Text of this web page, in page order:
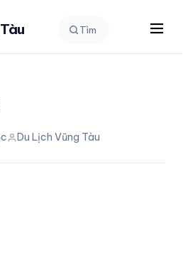
Tìm
Du Lịch Vũng Tàu